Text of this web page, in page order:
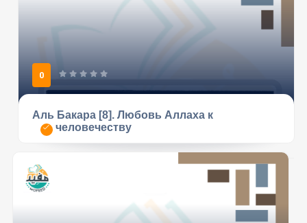
0
Аль Бакара [8]. Любовь Аллаха к
человечеству